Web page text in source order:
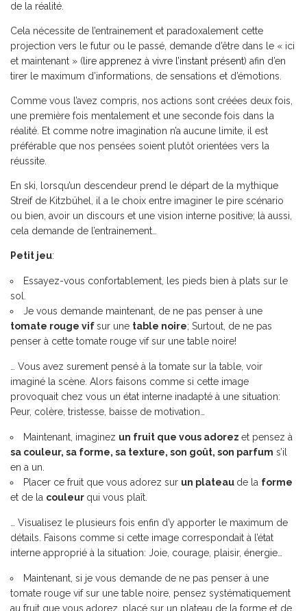
de la réalité.
Cela nécessite de l’entrainement et paradoxalement cette
projection vers le futur ou le passé, demande d’être dans le « ici
et maintenant » ( lire apprenez à vivre l’instant présent) afin d’en
tirer le maximum d’informations, de sensations et d’émotions.
Comme vous l’avez compris, nos actions sont créées deux fois,
une première fois mentalement et une seconde fois dans la
réalité. Et comme notre imagination n’a aucune limite, il est
préférable que nos pensées soient plutôt orientées vers la
réussite.
En ski, lorsqu’un descendeur prend le départ de la mythique
Streif de Kitzbühel, il a le choix entre imaginer le pire scénario
ou bien, avoir un discours et une vision interne positive; là aussi,
cela demande de l’entrainement…
Petit jeu:
Essayez-vous confortablement, les pieds bien à plats sur le
sol.
Je vous demande maintenant, de ne pas penser à une
tomate rouge vifsur une table noire; Surtout, de ne pas
penser à cette tomate rouge vif sur une table noire!
… Vous avez surement pensé à la tomate sur la table, voir
imaginé la scène. Alors faisons comme si cette image
provoquait chez vous un état interne inadapté à une situation:
Peur, colère, tristesse, baisse de motivation…
Maintenant, imaginez un fruit que vous adorez et pensez à
sa couleur, sa forme, sa texture, son goût, son parfum s’il
en a un.
Placer ce fruit que vous adorez sur un plateau de la forme
et de la couleur qui vous plaît.
… Visualisez le plusieurs fois enfin d’y apporter le maximum de
détails. Faisons comme si cette image correspondait à l’état
interne approprié à la situation: Joie, courage, plaisir, énergie…
Maintenant, si je vous demande de ne pas penser à une
tomate rouge vif sur une table noire, pensez systématiquement
au fruit que vous adorez, placé sur un plateau de la forme et de